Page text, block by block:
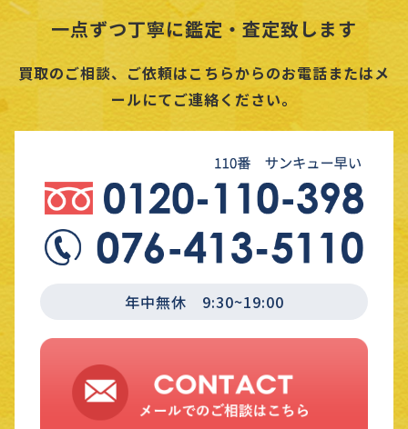
一点ずつ丁寧に鑑定・査定致します
買取のご相談、ご依頼はこちらからのお電話またはメ
ールにてご連絡ください。
年中無休 9:30~19:00